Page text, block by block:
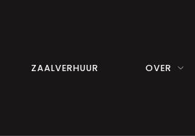
ZAALVERHUUR OVER